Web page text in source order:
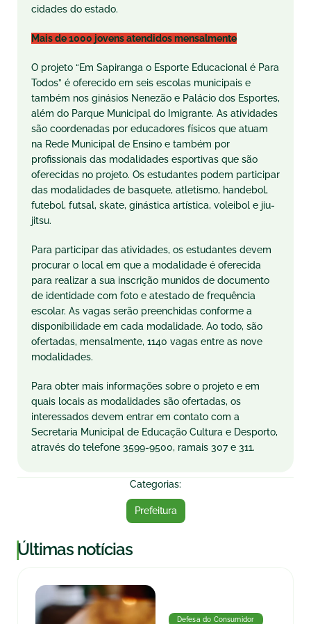
cidades do estado.
Mais de 1000 jovens atendidos mensalmente
O projeto “Em Sapiranga o Esporte Educacional é Para
Todos” é oferecido em seis escolas municipais e
também nos ginásios Nenezão e Palácio dos Esportes,
além do Parque Municipal do Imigrante. As atividades
são coordenadas por educadores físicos que atuam
na Rede Municipal de Ensino e também por
profissionais das modalidades esportivas que são
oferecidas no projeto. Os estudantes podem participar
das modalidades de basquete, atletismo, handebol,
futebol, futsal, skate, ginástica artística, voleibol e jiu-
jitsu.
Para participar das atividades, os estudantes devem
procurar o local em que a modalidade é oferecida
para realizar a sua inscrição munidos de documento
de identidade com foto e atestado de frequência
escolar. As vagas serão preenchidas conforme a
disponibilidade em cada modalidade. Ao todo, são
ofertadas, mensalmente, 1140 vagas entre as nove
modalidades.
Para obter mais informações sobre o projeto e em
quais locais as modalidades são ofertadas, os
interessados devem entrar em contato com a
Secretaria Municipal de Educação Cultura e Desporto,
através do telefone 3599-9500, ramais 307 e 311.
Categorias:
Prefeitura
|Últimas notícias
Defesa do Consumidor